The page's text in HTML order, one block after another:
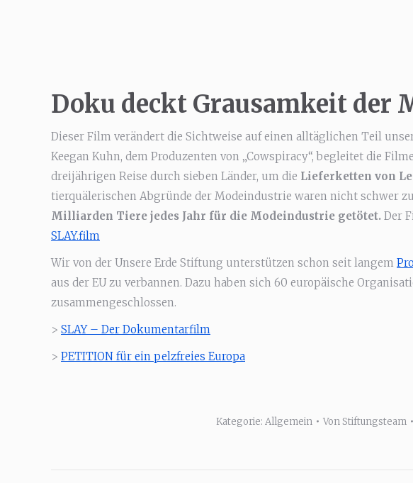
Doku deckt Grausamkeit der
Dieser Film verändert die Sichtweise auf einen alltäglichen Teil
Keegan Kuhn, dem Produzenten von „Cowspiracy“, begleitet die
dreijährigen Reise durch sieben Länder, um die Lieferketten von
tierquälerischen Abgründe der Modeindustrie waren nicht schwer
Milliarden Tiere jedes Jahr für die Modeindustrie getötet. Der
SLAY.film
Wir von der Unsere Erde Stiftung unterstützen schon seit langem
aus der EU zu verbannen. Dazu haben sich 60 europäische
zusammengeschlossen.
> SLAY – Der Dokumentarfilm
> PETITION für ein pelzfreies Europa
Kategorie: Allgemein Von Stiftungsteam